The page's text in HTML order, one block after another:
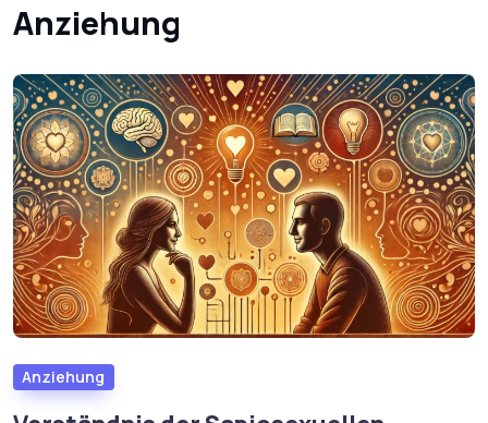
Anziehung
Anziehung